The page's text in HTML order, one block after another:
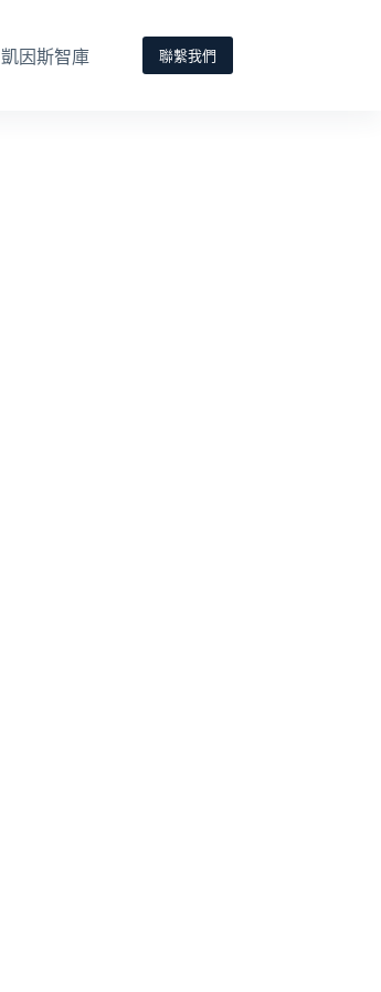
凱因斯智庫 聯繫我們